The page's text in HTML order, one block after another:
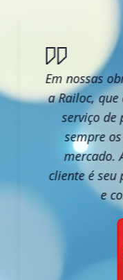
Em nossas
a Railoc,
serviço
sempre
mercado.
cliente é
e